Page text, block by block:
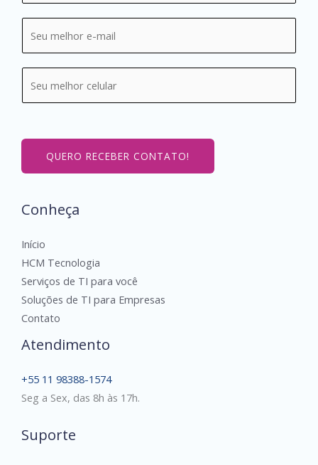
*
i
*
a
*
QUERO RECEBER CONTATO!
Conheça
Início
HCM Tecnologia
Serviços de TI para você
Soluções de TI para Empresas
Contato
Atendimento
+55 11 98388-1574
Seg a Sex, das 8h às 17h.
Suporte